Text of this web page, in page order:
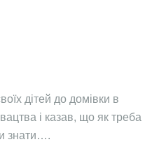
дітей до домівки в
і казав, що як треба
знати….